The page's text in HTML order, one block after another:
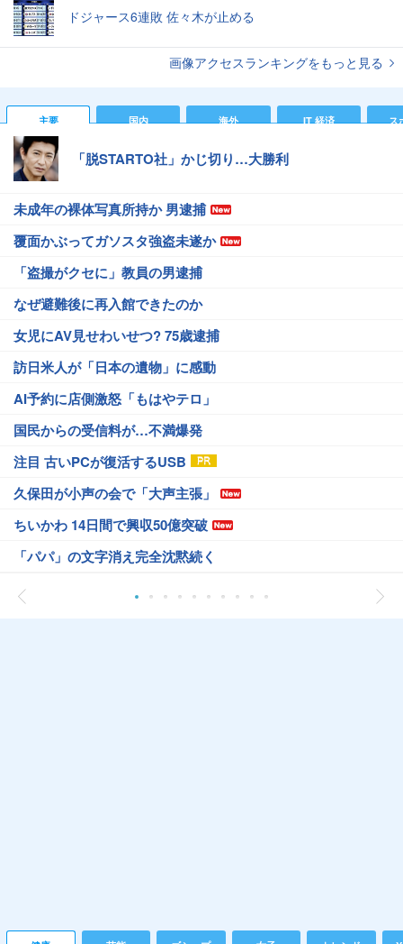
ドジャース6連敗 佐々木が止める
画像アクセスランキングをもっと見る
主要 国内 海外 IT 経済 ス
「脱STARTO社」かじ切り…大勝利
未成年の裸体写真所持か 男逮捕
覆面かぶってガソスタ強盗未遂か
「盗撮がクセに」教員の男逮捕
なぜ避難後に再入館できたのか
女児にAV見せわいせつ? 75歳逮捕
訪日米人が「日本の遺物」に感動
AI予約に店側激怒「もはやテロ」
国民からの受信料が…不満爆発
注目 古いPCが復活するUSB
久保田が小声の会で「大声主張」
ちいかわ 14日間で興収50億突破
「パパ」の文字消え完全沈黙続く